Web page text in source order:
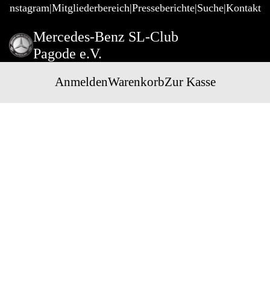
Mitgliederbereich Presseberichte Suche Kontakt
Mercedes-Benz SL-Club
Pagode e.V.
AnmeldenWarenkorbZur Kasse